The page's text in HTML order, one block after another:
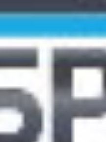
Résultats
Catégories